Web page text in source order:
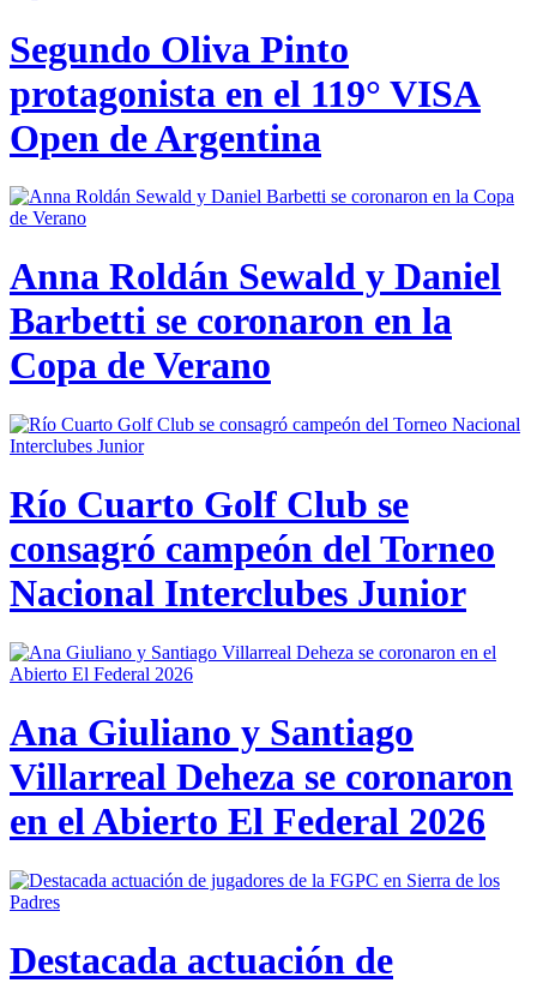
Segundo Oliva Pinto
protagonista en el 119° VISA
Open de Argentina
Anna Roldán Sewald y Daniel
Barbetti se coronaron en la
Copa de Verano
Río Cuarto Golf Club se
consagró campeón del Torneo
Nacional Interclubes Junior
Ana Giuliano y Santiago
Villarreal Deheza se coronaron
en el Abierto El Federal 2026
Destacada actuación de